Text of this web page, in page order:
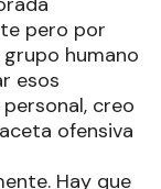
pero por
humano
esos
creo
ofensiva
Hay que